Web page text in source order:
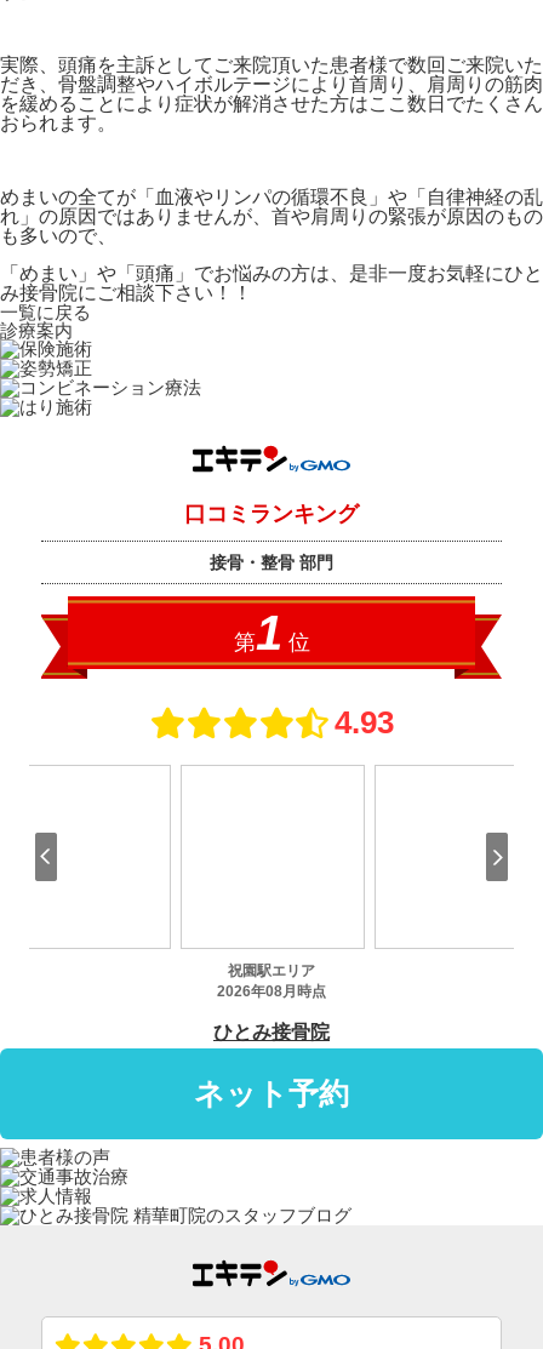
実際、頭痛を主訴としてご来院頂いた患者様で数回ご来院いた
だき、骨盤調整やハイボルテージにより首周り、肩周りの筋肉
を緩めることにより症状が解消させた方はここ数日でたくさん
おられます。
めまいの全てが 「血液やリンパの循環不良」や「自律神経の乱
れ」の原因ではありませんが、首や肩周りの緊張が原因のもの
も多いので、
「めまい」や「頭痛」でお悩みの方は、是非一度お気軽にひと
み接骨院にご相談下さい！！
一覧に戻る
診療案内